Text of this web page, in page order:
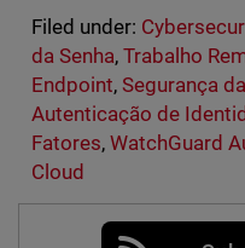
Filed under:
da Senha, Trabalho
Endpoint, Segurança
Autenticação de
Fatores, WatchGuard
Cloud